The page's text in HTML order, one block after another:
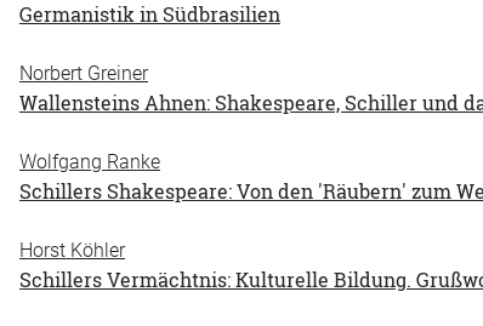
Germanistik in Südbrasilien
Norbert Greiner
Wallensteins Ahnen: Shakespeare, Schiller und
Wolfgang Ranke
Schillers Shakespeare: Von den 'Räubern' zum
Horst Köhler
Schillers Vermächtnis: Kulturelle Bildung.